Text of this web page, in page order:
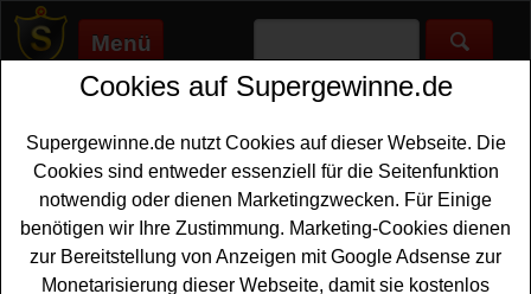
Menü
Supergewinne.de>Gewinnspiele>Sonstige Gewinnspiele
Anzeige:
Anzeige:
DM Drogerie Gewinnspiel - tolle
Cookies auf Supergewinne.de
Supergewinne.de nutzt Cookies auf dieser Webseite. Die
Cookies sind entweder essenziell für die Seitenfunktion
notwendig oder dienen Marketingzwecken. Für Einige
benötigen wir Ihre Zustimmung. Marketing-Cookies dienen
zur Bereitstellung von Anzeigen mit Google Adsense zur
Monetarisierung dieser Webseite, damit sie kostenlos